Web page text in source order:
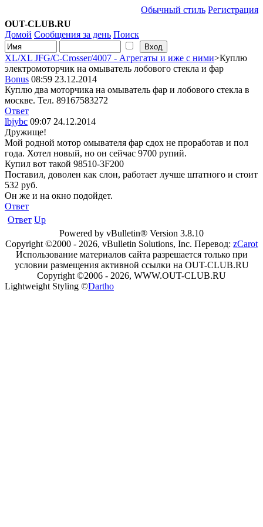
Обычный стиль Регистрация
OUT-CLUB.RU
Домой Сообщения за день Поиск
XL/XL JFG/C-Crosser/4007 - Агрегаты и иже с ними>Куплю
электромоторчик на омыватель лобового стекла и фар
Bonus 08:59 23.12.2014
Куплю два моторчика на омыватель фар и лобового стекла в
москве. Тел. 89167583272
Ответ
lbjybc 09:07 24.12.2014
Дружище!
Мой родной мотор омывателя фар сдох не проработав и пол
года. Хотел новый, но он сейчас 9700 рупий.
Купил вот такой 98510-3F200
Поставил, доволен как слон, работает лучше штатного и стоит
532 руб.
Он же и на окно подойдет.
Ответ
Ответ Up
Powered by vBulletin® Version 3.8.10
Copyright ©2000 - 2026, vBulletin Solutions, Inc. Перевод: zCarot
Использование материалов сайта разрешается только при
условии размещения активной ссылки на OUT-CLUB.RU
Copyright ©2006 - 2026, WWW.OUT-CLUB.RU
Lightweight Styling ©Dartho